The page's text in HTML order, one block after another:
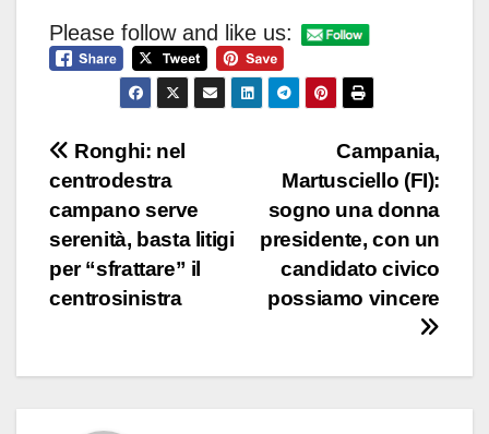
Please follow and like us:
Navigazione
articoli
Campania,
Martusciello (FI):
sogno una donna
presidente, con un
candidato civico
possiamo vincere
Ronghi: nel
centrodestra
campano serve
serenità, basta litigi
per “sfrattare” il
centrosinistra